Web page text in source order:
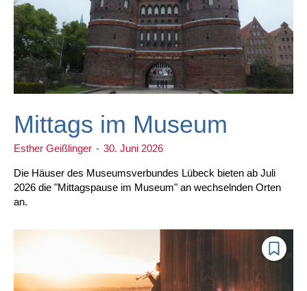
Mittags im Museum
Esther Geißlinger - 30. Juni 2026
Die Häuser des Museumsverbundes Lübeck bieten ab Juli
2026 die "Mittagspause im Museum" an wechselnden Orten
an.